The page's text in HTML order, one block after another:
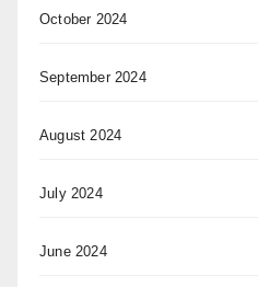
October 2024
September 2024
August 2024
July 2024
June 2024